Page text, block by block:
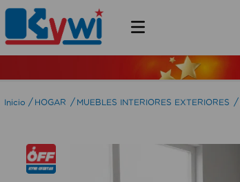
HOGAR MUEBLES INTERIORES EXTERIORES